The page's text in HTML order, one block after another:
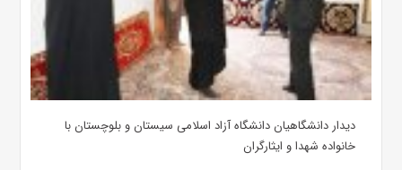
دیدار دانشگاهیان دانشگاه آزاد اسلامی سیستان و بلوچستان با
خانواده‌ شهدا و ایثارگران